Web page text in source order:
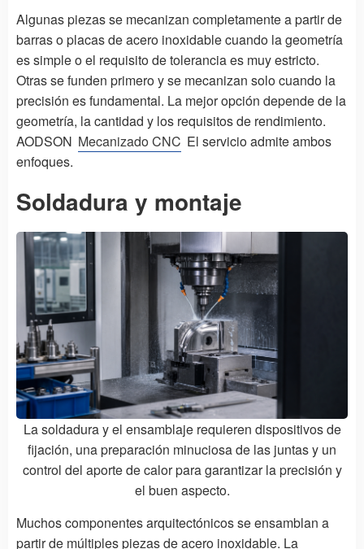
Algunas piezas se mecanizan completamente a partir de
barras o placas de acero inoxidable cuando la geometría
es simple o el requisito de tolerancia es muy estricto.
Otras se funden primero y se mecanizan solo cuando la
precisión es fundamental. La mejor opción depende de la
geometría, la cantidad y los requisitos de rendimiento.
AODSON Mecanizado CNC El servicio admite ambos
enfoques.
Soldadura y montaje
La soldadura y el ensamblaje requieren dispositivos de
fijación, una preparación minuciosa de las juntas y un
control del aporte de calor para garantizar la precisión y
el buen aspecto.
Muchos componentes arquitectónicos se ensamblan a
partir de múltiples piezas de acero inoxidable. La